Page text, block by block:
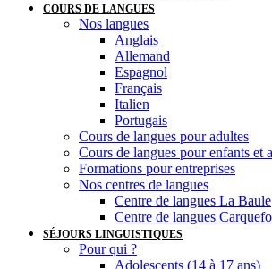
COURS DE LANGUES
Nos langues
Anglais
Allemand
Espagnol
Français
Italien
Portugais
Cours de langues pour adultes
Cours de langues pour enfants et
Formations pour entreprises
Nos centres de langues
Centre de langues La Baule
Centre de langues
SÉJOURS LINGUISTIQUES
Pour qui ?
Adolescents (14 à 17 ans)